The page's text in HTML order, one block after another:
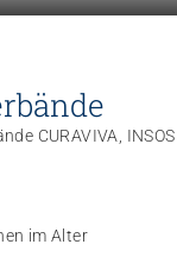
CURAVIVA, INSOS
im Alter